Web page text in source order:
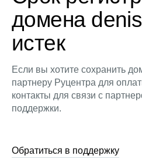
домена
истек
Если вы хотите сохранить
партнеру Руцентра для
контакты для связи с
поддержки.
Обратиться в поддержку